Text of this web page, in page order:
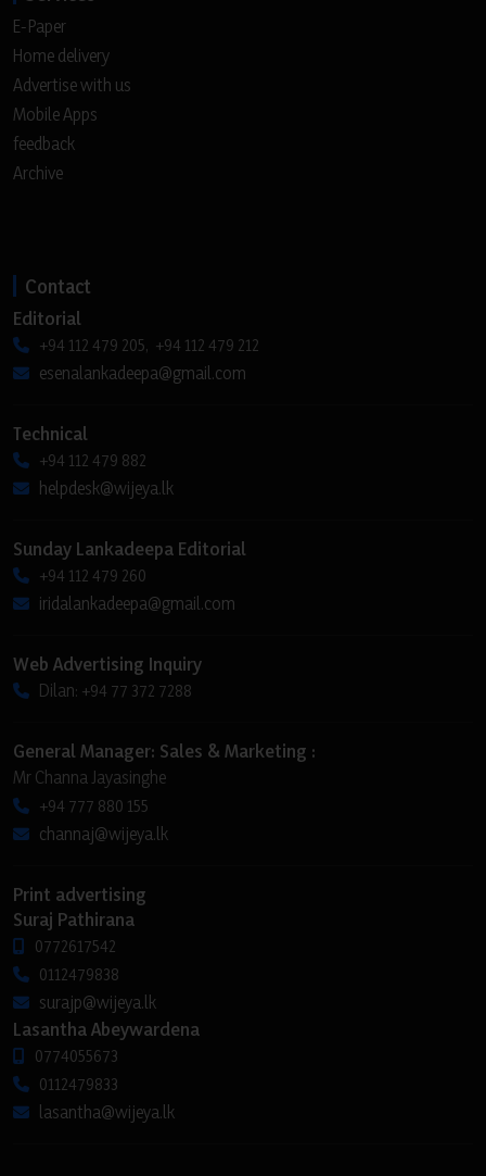
E-Paper
Home delivery
Advertise with us
Mobile Apps
feedback
Archive
Contact
Editorial
+94 112 479 205, +94 112 479 212
esenalankadeepa@gmail.com
Technical
+94 112 479 882
helpdesk@wijeya.lk
Sunday Lankadeepa Editorial
+94 112 479 260
iridalankadeepa@gmail.com
Web Advertising Inquiry
Dilan: +94 77 372 7288
General Manager: Sales & Marketing :
Mr Channa Jayasinghe
+94 777 880 155
channaj@wijeya.lk
Print advertising
Suraj Pathirana
0772617542
0112479838
surajp@wijeya.lk
Lasantha Abeywardena
0774055673
0112479833
lasantha@wijeya.lk